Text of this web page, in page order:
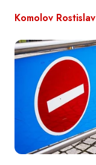
Komolov Rostislav